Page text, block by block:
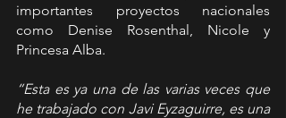
importantes proyectos nacionales
como Denise Rosenthal, Nicole y
Princesa Alba.
“Esta es ya una de las varias veces que
he trabajado con Javi Eyzaguirre, es una